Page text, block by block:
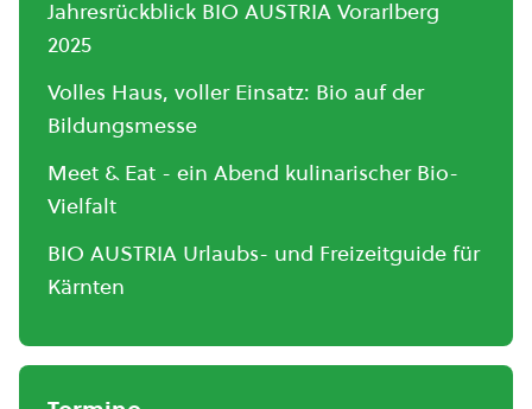
Jahresrückblick BIO AUSTRIA Vorarlberg
2025
Volles Haus, voller Einsatz: Bio auf der
Bildungsmesse
Meet & Eat - ein Abend kulinarischer Bio-
Vielfalt
BIO AUSTRIA Urlaubs- und Freizeitguide für
Kärnten